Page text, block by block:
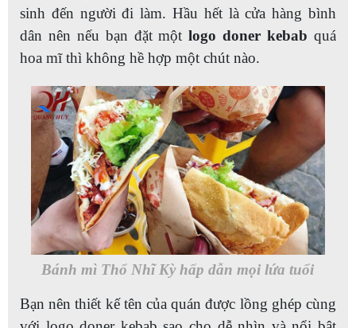
sinh đến người đi làm. Hầu hết là cửa hàng bình
dân nên nếu bạn đặt mộtlogo doner kebabquá
hoa mĩ thì không hề hợp một chút nào.
Bánh mì Thổ Nhĩ Kỳ hấp dẫn mọi lứa tuổi
Bạn nên thiết kế tên của quán được lồng ghép cùng